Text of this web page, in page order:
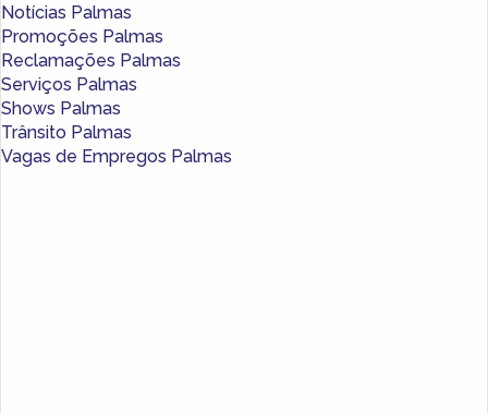
Notícias Palmas
Promoções Palmas
Reclamações Palmas
Serviços Palmas
Shows Palmas
Trânsito Palmas
Vagas de Empregos Palmas